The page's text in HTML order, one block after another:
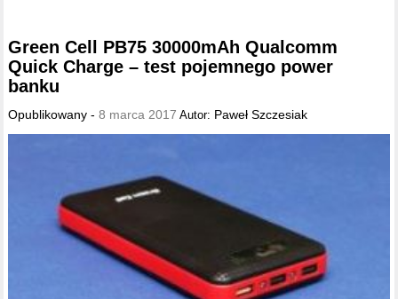
Green Cell PB75 30000mAh Qualcomm
Quick Charge – test pojemnego power
banku
Opublikowany -8 marca 2017 Autor: Paweł Szczesiak